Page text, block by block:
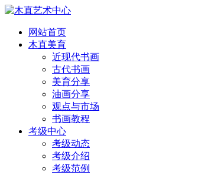
网站首页
木直美育
近现代书画
古代书画
美育分享
油画分享
观点与市场
书画教程
考级中心
考级动态
考级介绍
考级范例